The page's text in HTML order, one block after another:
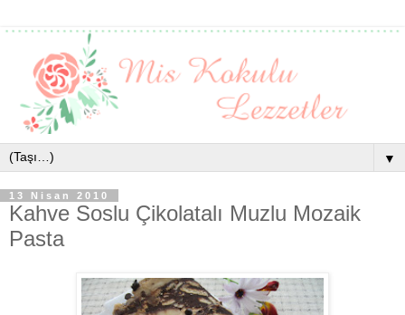
▼
13 Nisan 2010
Kahve Soslu Çikolatalı Muzlu Mozaik
Pasta